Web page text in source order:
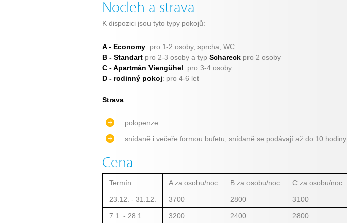
Nocleh a strava
K dispozici jsou tyto typy pokojů:
A - Economy: pro 1-2 osoby, sprcha, WC
B - Standart pro 2-3 osoby a typ Schareck pro 2 osoby
C - Apartmán Viengühel: pro 3-4 osoby
D - rodinný pokoj: pro 4-6 let
Strava:
polopenze
snídaně i večeře formou bufetu, snídaně se podávají až do 10 hodiny
Cena
Termín A za osobu/noc B za osobu/noc C za osobu/noc
23.12. - 31.12. 3700 2800 3100
7.1. - 28.1. 3200 2400 2800